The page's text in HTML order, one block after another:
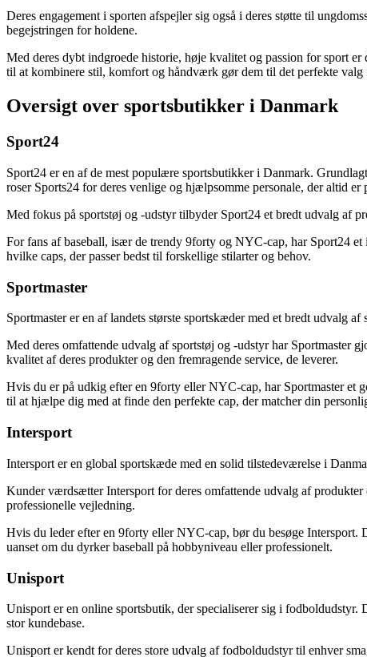
Deres engagement i sporten afspejler sig også i deres støtte til
begejstringen for holdene.
Med deres dybt indgroede historie, høje kvalitet og passion for sport
til at kombinere stil, komfort og håndværk gør dem til det perfekte
Oversigt over sportsbutikker i Danmark
Sport24
Sport24 er en af de mest populære sportsbutikker i Danmark.
roser Sports24 for deres venlige og hjælpsomme personale, der altid
Med fokus på sportstøj og -udstyr tilbyder Sport24 et bredt udvalg af
For fans af baseball, især de trendy 9forty og NYC-cap, har Sport24 et
hvilke caps, der passer bedst til forskellige stilarter og behov.
Sportmaster
Sportmaster er en af landets største sportskæder med et bredt udvalg
Med deres omfattende udvalg af sportstøj og -udstyr har Sportmaster
kvalitet af deres produkter og den fremragende service, de leverer.
Hvis du er på udkig efter en 9forty eller NYC-cap, har Sportmaster et
til at hjælpe dig med at finde den perfekte cap, der matcher din
Intersport
Intersport er en global sportskæde med en solid tilstedeværelse i
Kunder værdsætter Intersport for deres omfattende udvalg af
professionelle vejledning.
Hvis du leder efter en 9forty eller NYC-cap, bør du besøge Intersport.
uanset om du dyrker baseball på hobbyniveau eller professionelt.
Unisport
Unisport er en online sportsbutik, der specialiserer sig i
stor kundebase.
Unisport er kendt for deres store udvalg af fodboldudstyr til enhver